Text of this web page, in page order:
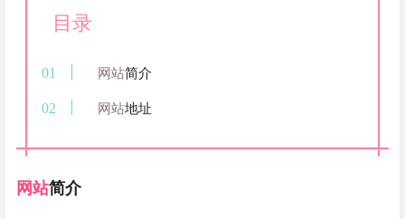
目录
网站简介
网站地址
网站简介